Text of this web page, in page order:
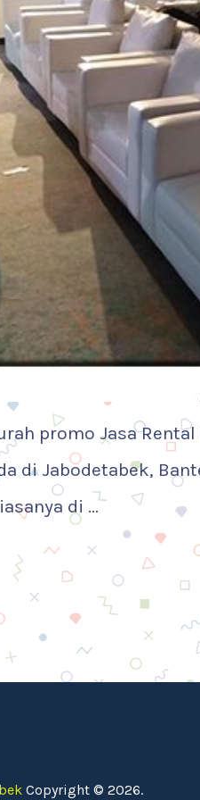
promo Jasa
di Jabodetabek,
di …
Copyright © 2026.